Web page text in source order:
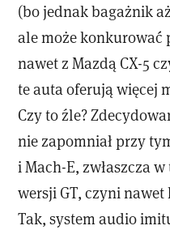
(bo jednak bagażnik
ale może konkurować
nawet z Mazdą CX-5
te auta oferują więcej
Czy to źle?
nie zapomniał przy
i Mach-E, zwłaszcza
wersji GT, czyni
Tak, system audio